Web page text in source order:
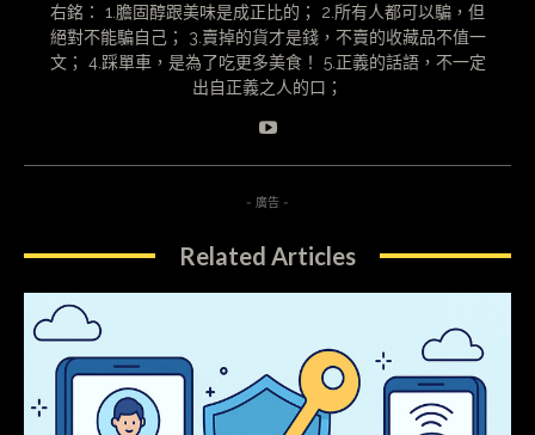
右銘： 1.膽固醇跟美味是成正比的； 2.所有人都可以騙，但
絕對不能騙自己； 3.賣掉的貨才是錢，不賣的收藏品不值一
文； 4.踩單車，是為了吃更多美食！ 5.正義的話語，不一定
出自正義之人的口；
- 廣告 -
Related Articles